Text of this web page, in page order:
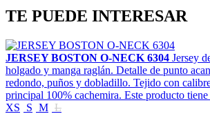
TE PUEDE INTERESAR
JERSEY BOSTON O-NECK 6304 Jersey
holgado y manga raglán. Detalle de punto
redondo, puños y dobladillo. Tejido con
principal 100% cachemira. Este producto
XS
S M L